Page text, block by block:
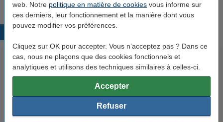
web. Notre politique en matière de cookies vous informe sur
ces derniers, leur fonctionnement et la manière dont vous
pouvez modifier vos préférences.
Cliquez sur OK pour accepter. Vous n’acceptez pas ? Dans ce
cas, nous ne plaçons que des cookies fonctionnels et
analytiques et utilisons des techniques similaires à celles-ci.
Accepter
Refuser